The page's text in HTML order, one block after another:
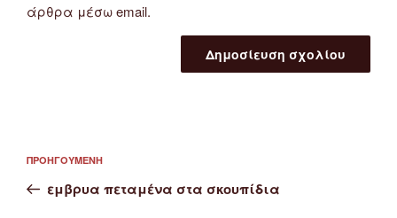
άρθρα μέσω email.
άρθρων
Προηγούμενο
άρθρο
ΠΡΟΗΓΟΎΜΕΝΗ
εμβρυα πεταμένα στα σκουπίδια